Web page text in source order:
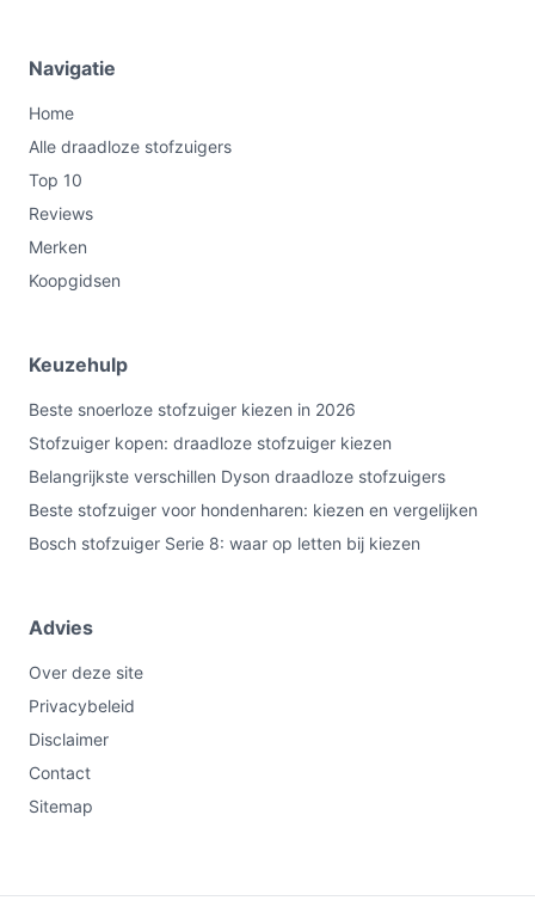
Navigatie
Home
Alle draadloze stofzuigers
Top 10
Reviews
Merken
Koopgidsen
Keuzehulp
Beste snoerloze stofzuiger kiezen in 2026
Stofzuiger kopen: draadloze stofzuiger kiezen
Belangrijkste verschillen Dyson draadloze stofzuigers
Beste stofzuiger voor hondenharen: kiezen en vergelijken
Bosch stofzuiger Serie 8: waar op letten bij kiezen
Advies
Over deze site
Privacybeleid
Disclaimer
Contact
Sitemap